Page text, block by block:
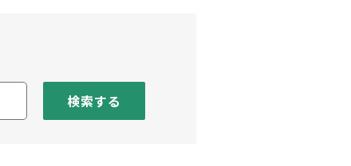
検索する